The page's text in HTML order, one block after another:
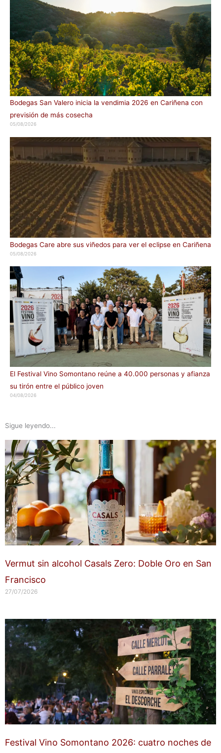
Bodegas San Valero inicia la vendimia 2026 en Cariñena con
previsión de más cosecha
05/08/2026
Bodegas Care abre sus viñedos para ver el eclipse en Cariñena
05/08/2026
El Festival Vino Somontano reúne a 40.000 personas y afianza
su tirón entre el público joven
04/08/2026
Sigue leyendo...
Vermut sin alcohol Casals Zero: Doble Oro en San
Francisco
27/07/2026
Festival Vino Somontano 2026: cuatro noches de